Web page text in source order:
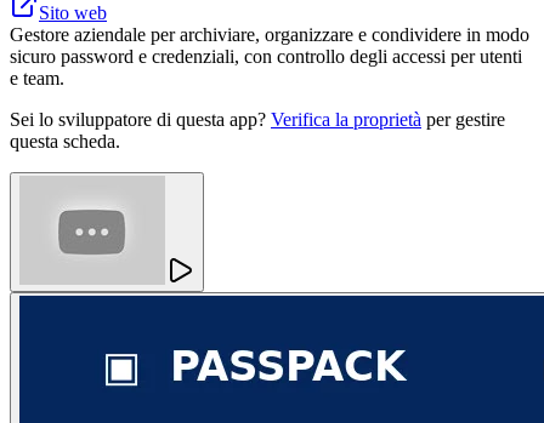
Sito web
Gestore aziendale per archiviare, organizzare e condividere in modo
sicuro password e credenziali, con controllo degli accessi per utenti
e team.
Sei lo sviluppatore di questa app? Verifica la proprietà per gestire
questa scheda.